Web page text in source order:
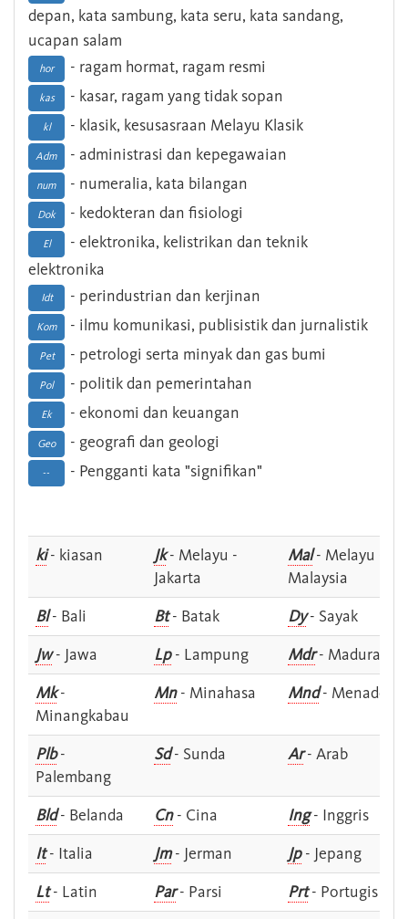
depan, kata sambung, kata seru, kata sandang,
ucapan salam
hor - ragam hormat, ragam resmi
kas - kasar, ragam yang tidak sopan
kl - klasik, kesusasraan Melayu Klasik
Adm - administrasi dan kepegawaian
num - numeralia, kata bilangan
Dok - kedokteran dan fisiologi
El
- elektronika, kelistrikan dan teknik
elektronika
Idt - perindustrian dan kerjinan
Kom - ilmu komunikasi, publisistik dan jurnalistik
Pet - petrologi serta minyak dan gas bumi
Pol - politik dan pemerintahan
Ek - ekonomi dan keuangan
Geo - geografi dan geologi
-- - Pengganti kata "signifikan"
ki- kiasan Jk- Melayu -
Jakarta
Mal- Melayu -
Malaysia
Bl- Bali Bt- Batak Dy- Sayak
Jw- Jawa Lp- Lampung Mdr- Madura
Mk-
Minangkabau
Mn- Minahasa Mnd- Menado
Plb-
Palembang
Sd- Sunda Ar- Arab
Bld- Belanda Cn- Cina Ing- Inggris
It- Italia Jm- Jerman Jp- Jepang
Lt- Latin Par- Parsi Prt- Portugis